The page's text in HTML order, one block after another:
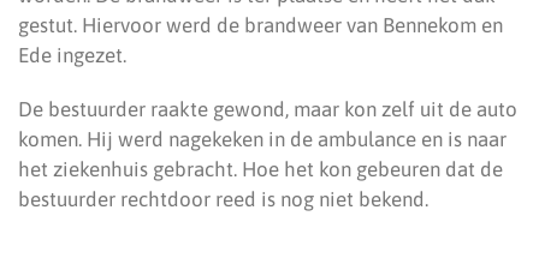
gestut. Hiervoor werd de brandweer van Bennekom en
Ede ingezet.
De bestuurder raakte gewond, maar kon zelf uit de auto
komen. Hij werd nagekeken in de ambulance en is naar
het ziekenhuis gebracht. Hoe het kon gebeuren dat de
bestuurder rechtdoor reed is nog niet bekend.